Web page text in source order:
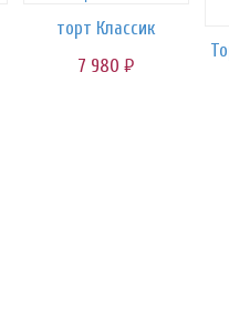
торт Классик
7 980 руб.